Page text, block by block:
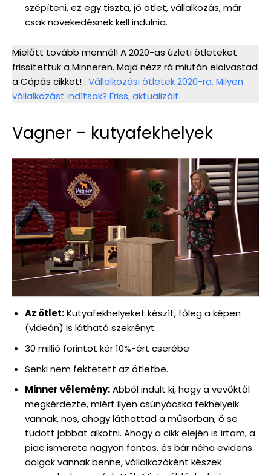
szépíteni, ez egy tiszta, jó ötlet, vállalkozás, már
csak növekedésnek kell indulnia.
Mielőtt tovább mennél! A 2020-as üzleti ötleteket
frissítettük a Minneren. Majd nézz rá miután elolvastad
a Cápás cikket! : Vállalkozási ötletek 2020-ra. Milyen
vállalkozást indítsak? Friss, aktualizált
Vagner – kutyafekhelyek
Az ötlet:Kutyafekhelyeket készít, főleg a képen
(videón) is látható szekrényt
30 millió forintot kér 10%-ért cserébe
Senki nem fektetett az ötletbe.
Minner vélemény:Abból indult ki, hogy a vevőktől
megkérdezte, miért ilyen csúnyácska fekhelyeik
vannak, nos, ahogy láthattad a műsorban, ő se
tudott jobbat alkotni. Ahogy a cikk elején is írtam, a
piac ismerete nagyon fontos, és bár néha evidens
dolgok vannak benne, vállalkozóként készek